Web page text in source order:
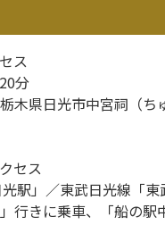
ス
分
木県日光市中宮祠（ち
セス
駅」／東武日光線「
行きに乗車、「船の駅